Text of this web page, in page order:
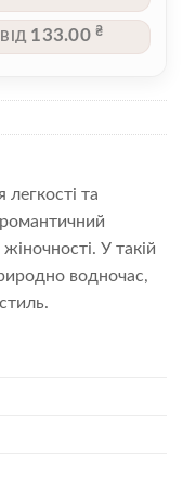
133.00₴
легкості та
У такій
водночас,